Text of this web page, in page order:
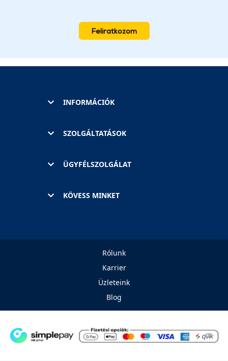
Feliratkozom
INFORMÁCIÓK
SZOLGÁLTATÁSOK
ÜGYFÉLSZOLGÁLAT
KÖVESS MINKET
Rólunk
Karrier
Üzleteink
Blog